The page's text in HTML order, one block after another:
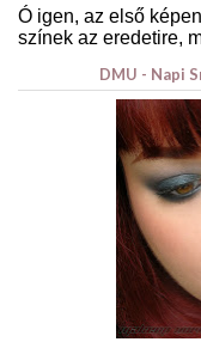
Ó igen, az első
színek az eredetire,
DMU - Napi